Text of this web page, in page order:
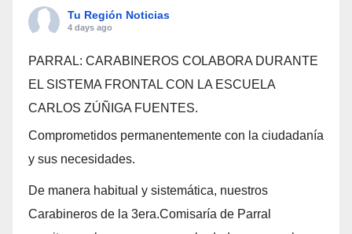
Tu Región Noticias
4 days ago
PARRAL: CARABINEROS COLABORA DURANTE
EL SISTEMA FRONTAL CON LA ESCUELA
CARLOS ZÚÑIGA FUENTES.
Comprometidos permanentemente con la ciudadanía
y sus necesidades.
De manera habitual y sistemática, nuestros
Carabineros de la 3era.Comisaría de Parral